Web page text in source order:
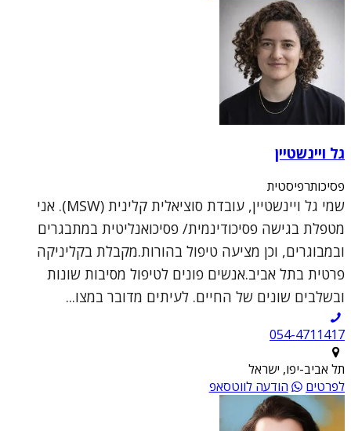
גל ויינשטיין
פסיכותרפיסטית
שמי גל ויינשטיין, עובדת סוציאלית קלינית (MSW). אני
מטפלת בגישה פסיכודינמית/ פסיכואנליטית במתבגרים
ובמבוגרים, וכן מציעה טיפול בהורות.מקבלת בקליניקה
פרטית בתל אביב.אנשים פונים לטיפול מסיבות שונות
ובשלבים שונים של החיים. לעיתים מדובר במצו...
054-4711417
תל אביב-יפו, ישראל
לפרטים
הודעה לווטסאפ